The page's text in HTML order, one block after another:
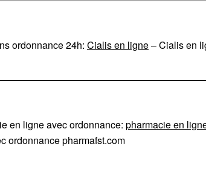
ordonnance 24h: Cialis en ligne– Cialis en
en ligne avec ordonnance: pharmacie en
ordonnance pharmafst.com